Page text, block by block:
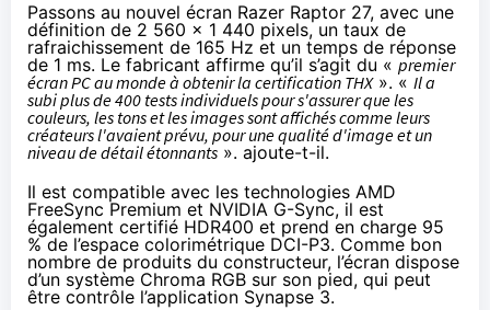
Passons au nouvel écran Razer Raptor 27, avec une
définition de 2 560 x 1 440 pixels, un taux de
rafraichissement de 165 Hz et un temps de réponse
de 1 ms. Le fabricant affirme qu’il s’agit du « premier
écran PC au monde à obtenir la certification THX». « Il a
subi plus de 400 tests individuels pour s'assurer que les
couleurs, les tons et les images sont affichés comme leurs
créateurs l'avaient prévu, pour une qualité d'image et un
niveau de détail étonnants ». ajoute-t-il.
Il est compatible avec les technologies AMD
FreeSync Premium et NVIDIA G-Sync, il est
également certifié HDR400 et prend en charge 95
% de l’espace colorimétrique DCI-P3. Comme bon
nombre de produits du constructeur, l’écran dispose
d’un système Chroma RGB sur son pied, qui peut
être contrôle l’application Synapse 3.